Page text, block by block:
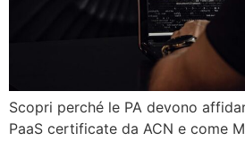
Scopri perché le PA devono
PaaS certificate da ACN e come